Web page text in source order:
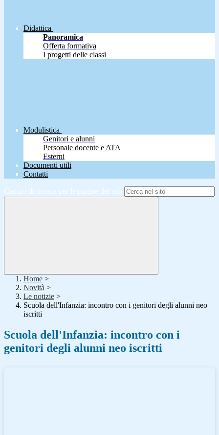
Didattica
Panoramica
Offerta formativa
I progetti delle classi
Modulistica
Genitori e alunni
Personale docente e ATA
Esterni
Documenti utili
Contatti
Campo di ricerca per le pagine del sito
Home >
Novità >
Le notizie >
Scuola dell'Infanzia: incontro con i genitori degli alunni neo
iscritti
Scuola dell'Infanzia: incontro con i
genitori degli alunni neo iscritti